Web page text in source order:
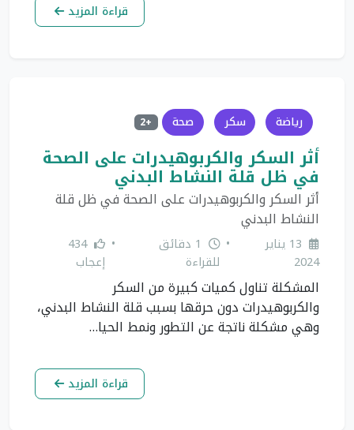
قراءة المزيد
رياضة سكر صحة +2
أثر السكر والكربوهيدرات على الصحة
في ظل قلة النشاط البدني
أثر السكر والكربوهيدرات على الصحة في ظل قلة
النشاط البدني
13 يناير
2024
•
1 دقائق
للقراءة
•
434
إعجاب
المشكلة تناول كميات كبيرة من السكر
والكربوهيدرات دون حرقها بسبب قلة النشاط البدني،
وهي مشكلة ناتجة عن التطور ونمط الحيا…
قراءة المزيد